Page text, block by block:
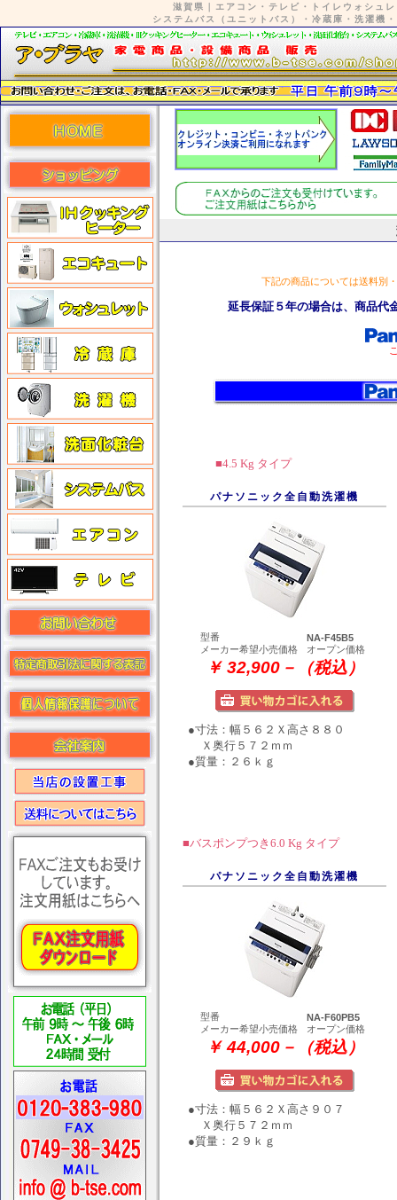
滋賀県｜エアコン・テレビ・トイレウォシュ
システムバス（ユニットバス）・冷蔵庫・洗濯機
下記の商品については送料別
延長保証５年の場合は、商品代
■4.5 Kg タイプ
パナソニック全自動洗濯機
型番
NA-F45B5
メーカー希望小売価格
オープン価格
￥ 32,900－（税込）
●寸法：幅５６２Ｘ高さ８８０
Ｘ奥行５７２ｍｍ
●質量：２６ｋｇ
■バスポンプつき6.0 Kg タイプ
パナソニック全自動洗濯機
型番
NA-F60PB5
メーカー希望小売価格
オープン価格
￥ 44,000－（税込）
●寸法：幅５６２Ｘ高さ９０７
Ｘ奥行５７２ｍｍ
●質量：２９ｋｇ